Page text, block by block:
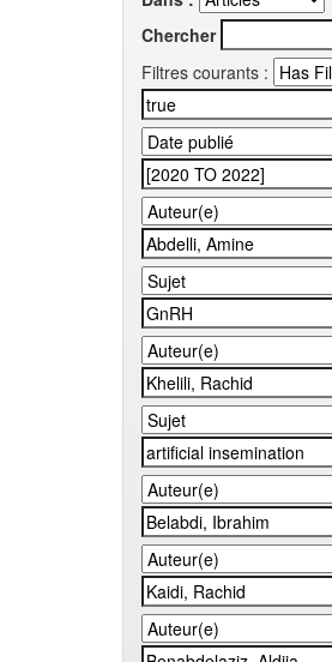
Chercher
Filtres courants :